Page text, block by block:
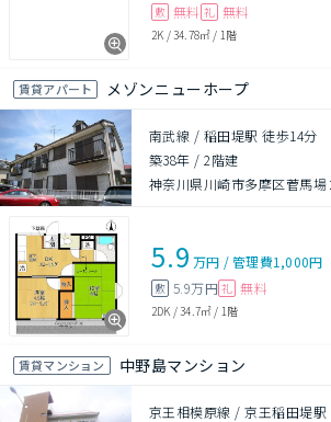
敷 無料 礼 無料
2K /34.78㎡ / 1階
賃貸アパート メゾンニューホープ
南武線 / 稲田堤駅 徒歩14分
築38年 /2階建
神奈川県川崎市多摩区菅馬場
5.9 万円 /管理費1,000円
敷 5.9万円 礼 無料
2DK /34.7㎡ / 1階
賃貸マンション 中野島マンション
京王相模原線 / 京王稲田堤駅